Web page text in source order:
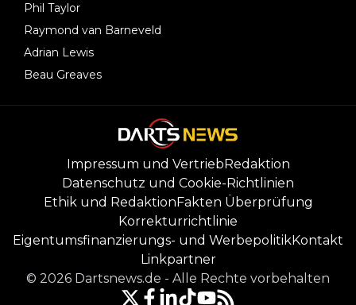
Phil Taylor
Raymond van Barneveld
Adrian Lewis
Beau Greaves
Impressum und VertriebRedaktion
Datenschutz und Cookie-Richtlinien
Ethik und RedaktionFakten Überprüfung
Korrekturrichtlinie
Eigentumsfinanzierungs- und WerbepolitikKontakt
Linkpartner
© 2026 Dartsnews.de - Alle Rechte vorbehalten